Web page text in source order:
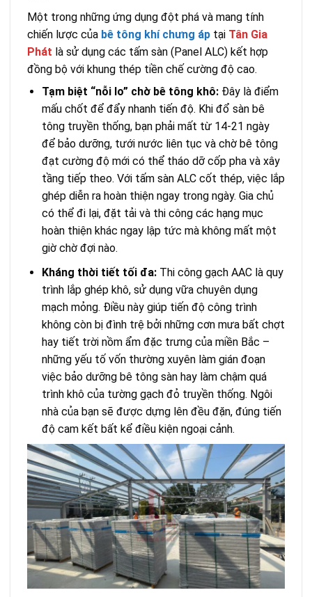
Một trong những ứng dụng đột phá và mang tính
chiến lược của bê tông khí chưng áp tại Tân Gia
Phát là sử dụng các tấm sàn (Panel ALC) kết hợp
đồng bộ với khung thép tiền chế cường độ cao.
Tạm biệt “nỗi lo” chờ bê tông khô:Đây là điểm
mấu chốt để đẩy nhanh tiến độ. Khi đổ sàn bê
tông truyền thống, bạn phải mất từ 14-21 ngày
để bảo dưỡng, tưới nước liên tục và chờ bê tông
đạt cường độ mới có thể tháo dỡ cốp pha và xây
tầng tiếp theo. Với tấm sàn ALC cốt thép, việc lắp
ghép diễn ra hoàn thiện ngay trong ngày. Gia chủ
có thể đi lại, đặt tải và thi công các hạng mục
hoàn thiện khác ngay lập tức mà không mất một
giờ chờ đợi nào.
Kháng thời tiết tối đa:Thi công gạch AAC là quy
trình lắp ghép khô, sử dụng vữa chuyên dụng
mạch mỏng. Điều này giúp tiến độ công trình
không còn bị đình trệ bởi những cơn mưa bất chợt
hay tiết trời nồm ẩm đặc trưng của miền Bắc –
những yếu tố vốn thường xuyên làm gián đoạn
việc bảo dưỡng bê tông sàn hay làm chậm quá
trình khô của tường gạch đỏ truyền thống. Ngôi
nhà của bạn sẽ được dựng lên đều đặn, đúng tiến
độ cam kết bất kể điều kiện ngoại cảnh.